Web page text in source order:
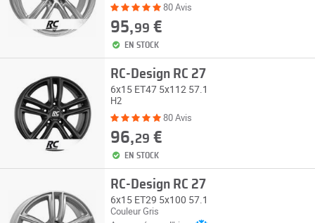
80 Avis
95,99 €
EN STOCK
RC-Design RC 27
6x15 ET47 5x112 57.1
H2
80 Avis
96,29 €
EN STOCK
RC-Design RC 27
6x15 ET29 5x100 57.1
Couleur Gris